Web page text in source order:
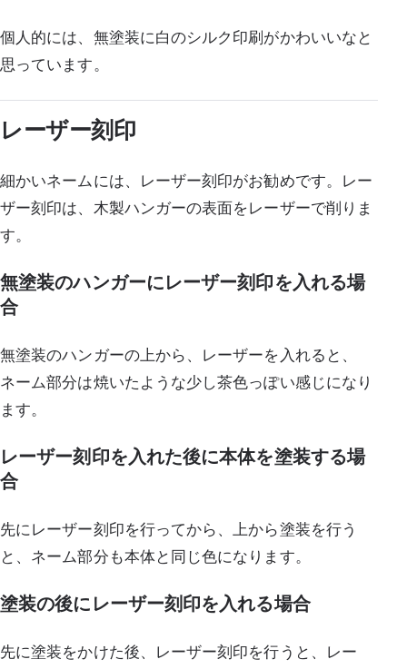
個人的には、無塗装に白のシルク印刷がかわいいなと
思っています。
レーザー刻印
細かいネームには、レーザー刻印がお勧めです。レー
ザー刻印は、木製ハンガーの表面をレーザーで削りま
す。
無塗装のハンガーにレーザー刻印を入れる場
合
無塗装のハンガーの上から、レーザーを入れると、
ネーム部分は焼いたような少し茶色っぽい感じになり
ます。
レーザー刻印を入れた後に本体を塗装する場
合
先にレーザー刻印を行ってから、上から塗装を行う
と、ネーム部分も本体と同じ色になります。
塗装の後にレーザー刻印を入れる場合
先に塗装をかけた後、レーザー刻印を行うと、レー